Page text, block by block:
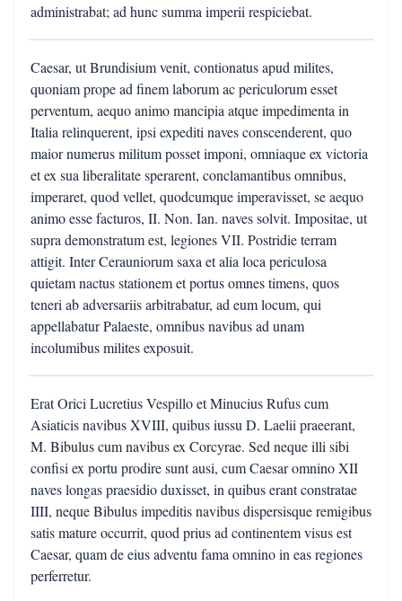
administrabat; ad hunc summa imperii respiciebat.
Caesar, ut Brundisium venit, contionatus apud milites,
quoniam prope ad finem laborum ac periculorum esset
perventum, aequo animo mancipia atque impedimenta in
Italia relinquerent, ipsi expediti naves conscenderent, quo
maior numerus militum posset imponi, omniaque ex victoria
et ex sua liberalitate sperarent, conclamantibus omnibus,
imperaret, quod vellet, quodcumque imperavisset, se aequo
animo esse facturos, II. Non. Ian. naves solvit. Impositae, ut
supra demonstratum est, legiones VII. Postridie terram
attigit. Inter Cerauniorum saxa et alia loca periculosa
quietam nactus stationem et portus omnes timens, quos
teneri ab adversariis arbitrabatur, ad eum locum, qui
appellabatur Palaeste, omnibus navibus ad unam
incolumibus milites exposuit.
Erat Orici Lucretius Vespillo et Minucius Rufus cum
Asiaticis navibus XVIII, quibus iussu D. Laelii praeerant,
M. Bibulus cum navibus ex Corcyrae. Sed neque illi sibi
confisi ex portu prodire sunt ausi, cum Caesar omnino XII
naves longas praesidio duxisset, in quibus erant constratae
IIII, neque Bibulus impeditis navibus dispersisque remigibus
satis mature occurrit, quod prius ad continentem visus est
Caesar, quam de eius adventu fama omnino in eas regiones
perferretur.